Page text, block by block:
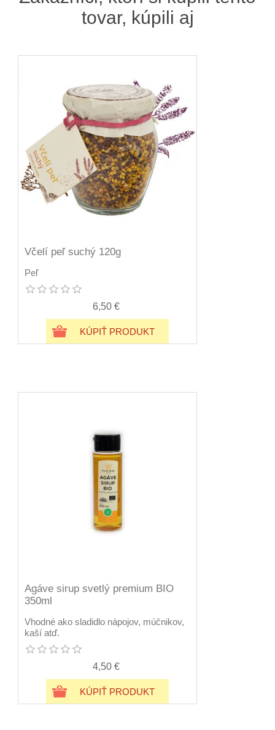
tovar, kúpili aj
Včelí peľ suchý 120g
Peľ
6,50 €
KÚPIŤ PRODUKT
Agáve sirup svetlý premium BIO
350ml
Vhodné ako sladidlo nápojov, múčnikov,
kaší atď.
4,50 €
KÚPIŤ PRODUKT